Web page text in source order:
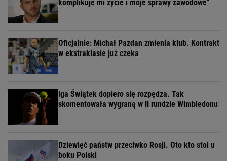
komplikuje mi życie i moje sprawy zawodowe"
Oficjalnie: Michał Pazdan zmienia klub. Kontrakt
w ekstraklasie już czeka
Iga Świątek dopiero się rozpędza. Tak
skomentowała wygraną w II rundzie Wimbledonu
Dziewięć państw przeciwko Rosji. Oto kto stoi u
boku Polski